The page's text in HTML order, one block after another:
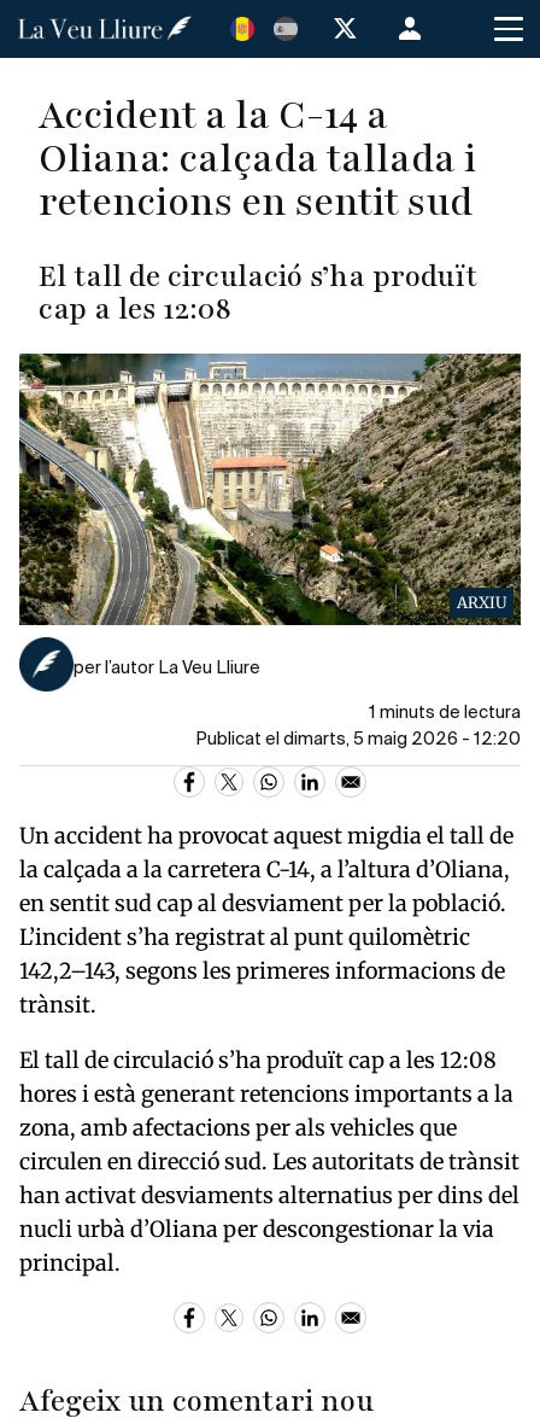
Vés
Menú
de
usuario
Accident a la C-14 a
Oliana: calçada tallada i
retencions en sentit sud
El tall de circulació s’ha produït
cap a les 12:08
ARXIU
per l’autor La Veu Lliure
1 minuts de lectura
Publicat el dimarts, 5 maig 2026 - 12:20
Un accident ha provocat aquest migdia el tall de
la calçada a la carretera C-14, a l’altura d’Oliana,
en sentit sud cap al desviament per la població.
L’incident s’ha registrat al punt quilomètric
142,2–143, segons les primeres informacions de
trànsit.
El tall de circulació s’ha produït cap a les 12:08
hores i està generant retencions importants a la
zona, amb afectacions per als vehicles que
circulen en direcció sud. Les autoritats de trànsit
han activat desviaments alternatius per dins del
nucli urbà d’Oliana per descongestionar la via
principal.
Afegeix un comentari nou